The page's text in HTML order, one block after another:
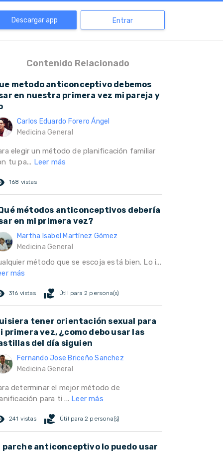
Descargar app Entrar
Contenido Relacionado
metodo anticonceptivo debemos
en nuestra primera vez mi pareja y
Carlos Eduardo Forero Ángel
Medicina General
elegir un método de planificación familiar
tu pa... Leer más
168 vistas
métodos anticonceptivos debería
en mi primera vez?
Martha Isabel Martínez Gómez
Medicina General
método que se escoja está bien. Lo i...
más
316 vistas volunteer_activism Útil para 2 persona(s)
tener orientación sexual para
primera vez, ¿como debo usar las
del día siguien
Fernando Jose Briceño Sanchez
Medicina General
determinar el mejor método de
para ti ... Leer más
241 vistas volunteer_activism Útil para 2 persona(s)
parche anticonceptivo lo puedo usar